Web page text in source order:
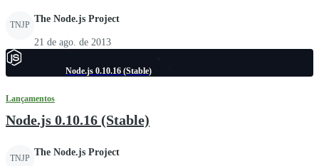
TNJP
The Node.js Project
21 de ago. de 2013
Node.js 0.10.16 (Stable)
Lançamentos
Node.js 0.10.16 (Stable)
TNJP
The Node.js Project